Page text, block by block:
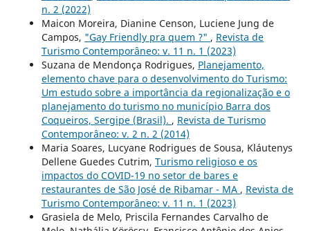
n. 2 (2022)
Maicon Moreira, Dianine Censon, Luciene Jung de
Campos, "Gay Friendly pra quem ?" , Revista de
Turismo Contemporâneo: v. 11 n. 1 (2023)
Suzana de Mendonça Rodrigues, Planejamento,
elemento chave para o desenvolvimento do Turismo:
Um estudo sobre a importância da regionalização e o
planejamento do turismo no município Barra dos
Coqueiros, Sergipe (Brasil). , Revista de Turismo
Contemporâneo: v. 2 n. 2 (2014)
Maria Soares, Lucyane Rodrigues de Sousa, Kláutenys
Dellene Guedes Cutrim, Turismo religioso e os
impactos do COVID-19 no setor de bares e
restaurantes de São José de Ribamar - MA , Revista de
Turismo Contemporâneo: v. 11 n. 1 (2023)
Grasiela de Melo, Priscila Fernandes Carvalho de